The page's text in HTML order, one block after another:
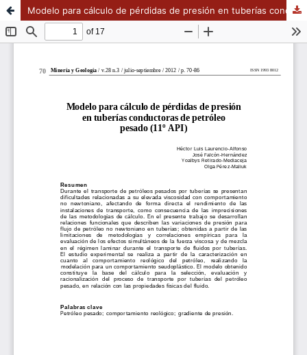
Modelo para cálculo de pérdidas de presión en tuberías conductoras de petróleo pesado (11º API)